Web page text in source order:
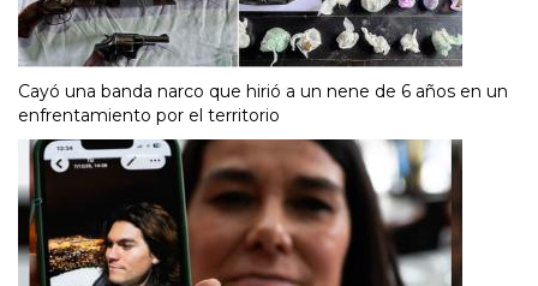
Cayó una banda narco que hirió a un nene de 6 años en un
enfrentamiento por el territorio